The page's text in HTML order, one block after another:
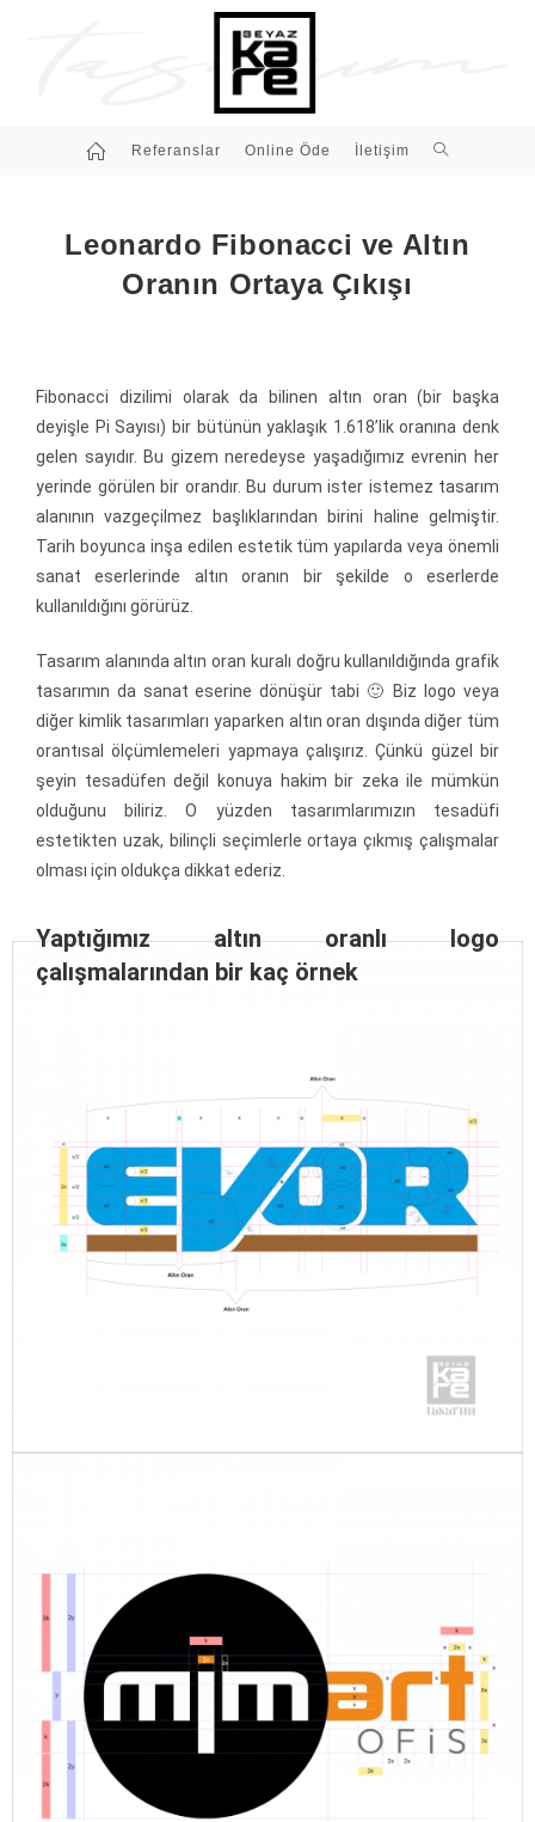
Referanslar Online Öde İletişim
Leonardo Fibonacci ve Altın
Oranın Ortaya Çıkışı
Fibonacci dizilimi olarak da bilinen altın oran (bir başka
deyişle Pi Sayısı) bir bütünün yaklaşık 1.618’lik oranına denk
gelen sayıdır. Bu gizem neredeyse yaşadığımız evrenin her
yerinde görülen bir orandır. Bu durum ister istemez tasarım
alanının vazgeçilmez başlıklarından birini haline gelmiştir.
Tarih boyunca inşa edilen estetik tüm yapılarda veya önemli
sanat eserlerinde altın oranın bir şekilde o eserlerde
kullanıldığını görürüz.
Tasarım alanında altın oran kuralı doğru kullanıldığında grafik
tasarımın da sanat eserine dönüşür tabi 🙂 Biz logo veya
diğer kimlik tasarımları yaparken altın oran dışında diğer tüm
orantısal ölçümlemeleri yapmaya çalışırız. Çünkü güzel bir
şeyin tesadüfen değil konuya hakim bir zeka ile mümkün
olduğunu biliriz. O yüzden tasarımlarımızın tesadüfi
estetikten uzak, bilinçli seçimlerle ortaya çıkmış çalışmalar
olması için oldukça dikkat ederiz.
Yaptığımız altın oranlı logo
çalışmalarından bir kaç örnek